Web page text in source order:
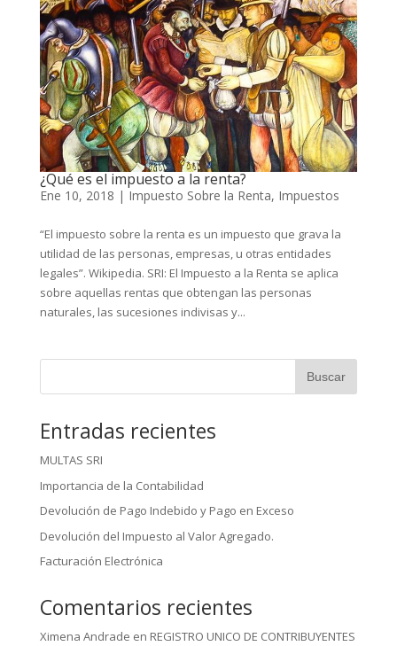
¿Qué es el impuesto a la renta?
Ene 10, 2018 | Impuesto Sobre la Renta, Impuestos
“El impuesto sobre la renta es un impuesto que grava la
utilidad de las personas, empresas, u otras entidades
legales”. Wikipedia. SRI: El Impuesto a la Renta se aplica
sobre aquellas rentas que obtengan las personas
naturales, las sucesiones indivisas y...
Entradas recientes
MULTAS SRI
Importancia de la Contabilidad
Devolución de Pago Indebido y Pago en Exceso
Devolución del Impuesto al Valor Agregado.
Facturación Electrónica
Comentarios recientes
Ximena Andrade en REGISTRO UNICO DE CONTRIBUYENTES